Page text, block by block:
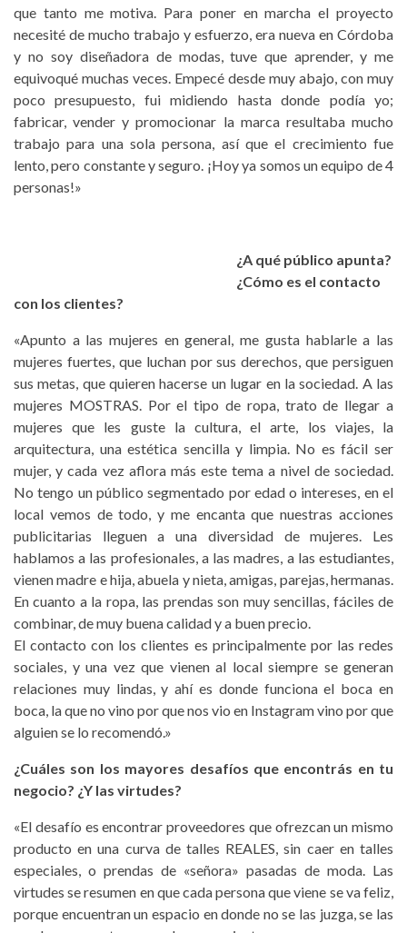
que tanto me motiva. Para poner en marcha el proyecto
necesité de mucho trabajo y esfuerzo, era nueva en Córdoba
y no soy diseñadora de modas, tuve que aprender, y me
equivoqué muchas veces. Empecé desde muy abajo, con muy
poco presupuesto, fui midiendo hasta donde podía yo;
fabricar, vender y promocionar la marca resultaba mucho
trabajo para una sola persona, así que el crecimiento fue
lento, pero constante y seguro. ¡Hoy ya somos un equipo de 4
personas!»
¿A qué público apunta?
¿Cómo es el contacto
con los clientes?
«Apunto a las mujeres en general, me gusta hablarle a las
mujeres fuertes, que luchan por sus derechos, que persiguen
sus metas, que quieren hacerse un lugar en la sociedad. A las
mujeres MOSTRAS. Por el tipo de ropa, trato de llegar a
mujeres que les guste la cultura, el arte, los viajes, la
arquitectura, una estética sencilla y limpia. No es fácil ser
mujer, y cada vez aflora más este tema a nivel de sociedad.
No tengo un público segmentado por edad o intereses, en el
local vemos de todo, y me encanta que nuestras acciones
publicitarias lleguen a una diversidad de mujeres. Les
hablamos a las profesionales, a las madres, a las estudiantes,
vienen madre e hija, abuela y nieta, amigas, parejas, hermanas.
En cuanto a la ropa, las prendas son muy sencillas, fáciles de
combinar, de muy buena calidad y a buen precio.
El contacto con los clientes es principalmente por las redes
sociales, y una vez que vienen al local siempre se generan
relaciones muy lindas, y ahí es donde funciona el boca en
boca, la que no vino por que nos vio en Instagram vino por que
alguien se lo recomendó.»
¿Cuáles son los mayores desafíos que encontrás en tu
negocio? ¿Y las virtudes?
«El desafío es encontrar proveedores que ofrezcan un mismo
producto en una curva de talles REALES, sin caer en talles
especiales, o prendas de «señora» pasadas de moda. Las
virtudes se resumen en que cada persona que viene se va feliz,
porque encuentran un espacio en donde no se las juzga, se las